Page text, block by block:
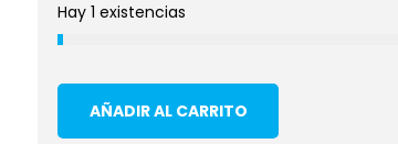
Hay 1 existencias
AÑADIR AL CARRITO